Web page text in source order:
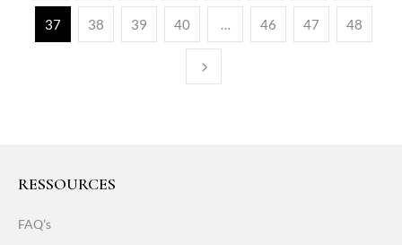
37 38 39 40 … 46 47 48
RESSOURCES
FAQ's